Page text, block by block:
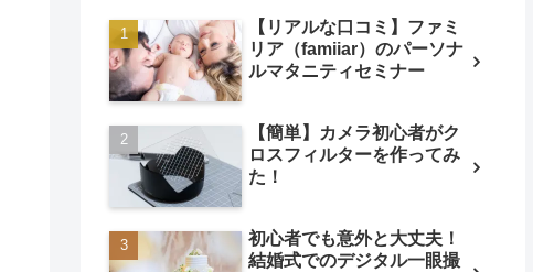
【リアルな口コミ】ファミ
リア（famiiar）のパーソナ
ルマタニティセミナー
【簡単】カメラ初心者がク
ロスフィルターを作ってみ
た！
初心者でも意外と大丈夫！
結婚式でのデジタル一眼撮